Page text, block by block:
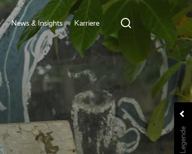
News & Insights Karriere
Legende